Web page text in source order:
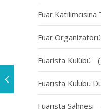
Fuar
Fuar
Fuarista Kulübü
Fuarista Kulübü
Fuarista Sahnesi